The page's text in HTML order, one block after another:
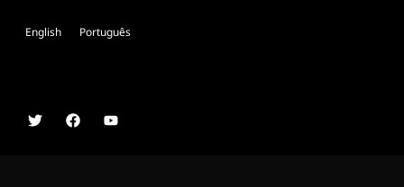
English Português